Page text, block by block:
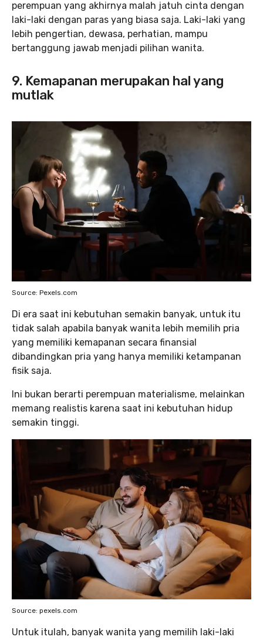
perempuan yang akhirnya malah jatuh cinta dengan
laki-laki dengan paras yang biasa saja. Laki-laki yang
lebih pengertian, dewasa, perhatian, mampu
bertanggung jawab menjadi pilihan wanita.
9. Kemapanan merupakan hal yang
mutlak
Source: Pexels.com
Di era saat ini kebutuhan semakin banyak, untuk itu
tidak salah apabila banyak wanita lebih memilih pria
yang memiliki kemapanan secara finansial
dibandingkan pria yang hanya memiliki ketampanan
fisik saja.
Ini bukan berarti perempuan materialisme, melainkan
memang realistis karena saat ini kebutuhan hidup
semakin tinggi.
Source: pexels.com
Untuk itulah, banyak wanita yang memilih laki-laki